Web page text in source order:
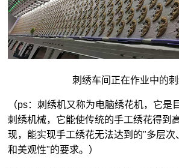
刺绣车间正在作业中的
（ps：刺绣机又称为电脑绣花机，它是
刺绣机械，它能使传统的手工绣花得到
现，能实现手工绣花无法达到的"多层次
和美观性"的要求。）